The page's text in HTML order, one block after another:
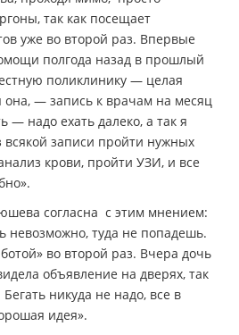
так как посещает
уже во второй раз. Впервые
полгода назад в прошлый
поликлинику — целая
она, — запись к врачам на месяц
— надо ехать далеко, а так я
всякой записи пройти нужных
крови, пройти УЗИ, и все
согласна с этим мнением:
невозможно, туда не попадешь.
во второй раз. Вчера дочь
объявление на дверях, так
никуда не надо, все в
идея».